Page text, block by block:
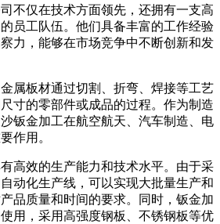
不仅在技术方面领先，还拥有一支高
员工队伍。他们具备丰富的工作经验
力，能够在市场竞争中不断创新和发
属板材通过切割、折弯、焊接等工艺
寸的零部件或成品的过程。作为制造
钣金加工在航空航天、汽车制造、电
作用。
高效的生产能力和技术水平。由于采
动化生产线，可以实现大批量生产和
品质量和时间的要求。同时，钣金加
用，采用高强度钢板、不锈钢板等优